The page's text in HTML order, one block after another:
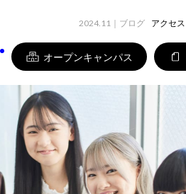
アクセス
オープンキャンパス
2024.11｜ブログ